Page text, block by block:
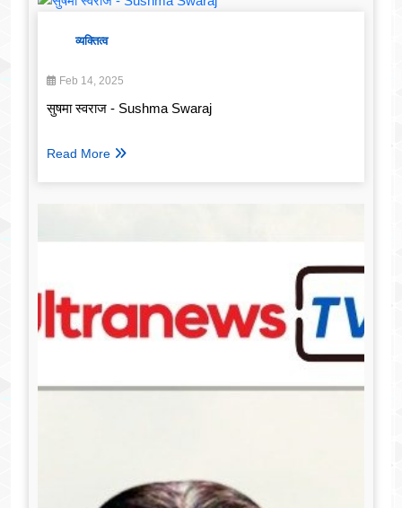
व्यक्तित्व
Feb 14, 2025
सुषमा स्वराज - Sushma Swaraj
Read More